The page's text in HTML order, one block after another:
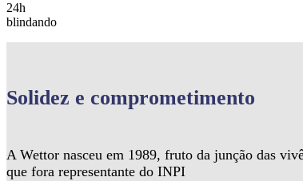
24h
blindando
Solidez e comprometimento
A Wettor nasceu em 1989, fruto da junção das
que fora representante do INPI